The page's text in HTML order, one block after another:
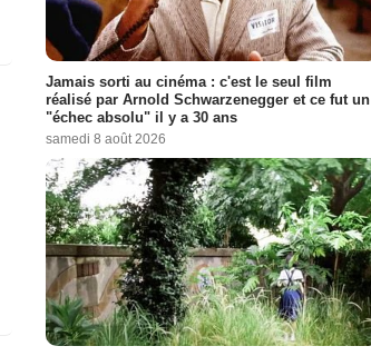
Jamais sorti au cinéma : c'est le seul film
réalisé par Arnold Schwarzenegger et ce fut un
"échec absolu" il y a 30 ans
samedi 8 août 2026